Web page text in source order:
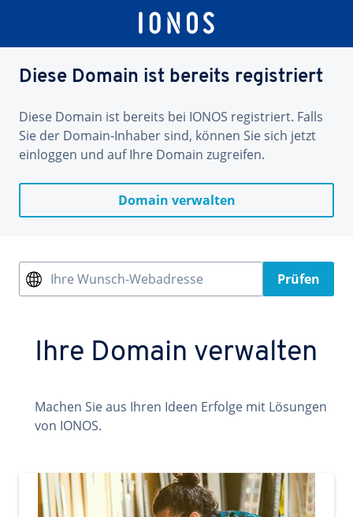
Diese Domain ist bereits registriert
Diese Domain ist bereits bei IONOS registriert. Falls
Sie der Domain-Inhaber sind, können Sie sich jetzt
einloggen und auf Ihre Domain zugreifen.
Domain verwalten
Ihre Wunsch-Webadresse Prüfen
Ihre Domain verwalten
Machen Sie aus Ihren Ideen Erfolge mit Lösungen
von IONOS.